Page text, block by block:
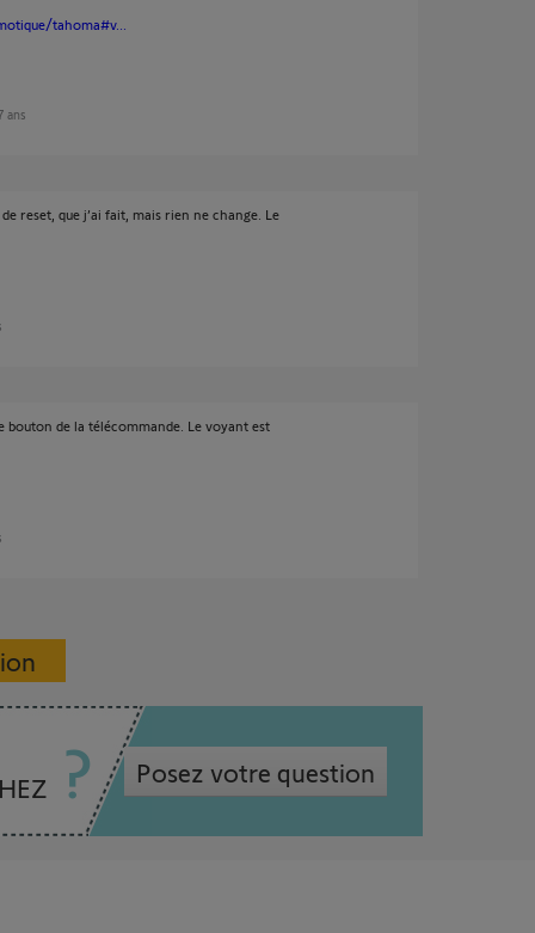
tahoma#v...
ans
reset, que j’ai fait, mais rien ne change. Le
bouton de la télécommande. Le voyant est
Posez votre question